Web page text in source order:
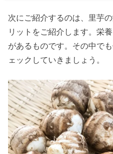
次にご紹介するのは、里芋
リットをご紹介します。栄
があるものです。その中で
ェックしていきましょう。